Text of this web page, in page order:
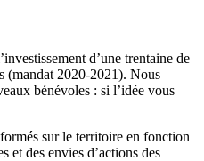
d’une trentaine de
(mandat 2020-2021). Nous
bénévoles : si l’idée vous
sur le territoire en fonction
et des envies d’actions des